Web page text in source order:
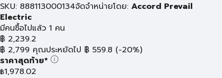
SKU: 888113000134จัดจำหน่ายโดย: Accord Prevail
Electric
มีคนซื้อไปแล้ว 1 คน
฿ 2,239.2
฿ 2,799 คุณประหยัดไป ฿ 559.8 (-20%)
ราคาสุดท้าย*
฿1,978.02